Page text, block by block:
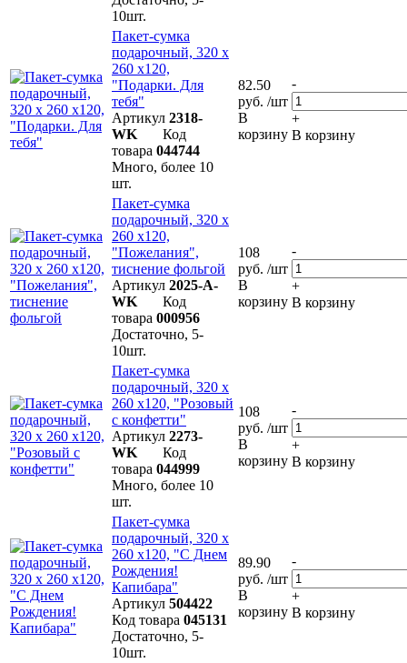
10шт.
Пакет-сумка
подарочный, 320 х
260 х120,
"Подарки. Для
тебя"
Артикул 2318-
WK Код
товара 044744
Много, более 10
шт.
82.50
руб. /шт
В
корзину
-
+
В корзину
Пакет-сумка
подарочный, 320 х
260 х120,
"Пожелания",
тиснение фольгой
Артикул 2025-A-
WK Код
товара 000956
Достаточно, 5-
10шт.
108
руб. /шт
В
корзину
-
+
В корзину
Пакет-сумка
подарочный, 320 х
260 х120, "Розовый
с конфетти"
Артикул 2273-
WK Код
товара 044999
Много, более 10
шт.
108
руб. /шт
В
корзину
-
+
В корзину
Пакет-сумка
подарочный, 320 х
260 х120, "С Днем
Рождения!
Капибара"
Артикул 504422
Код товара 045131
Достаточно, 5-
10шт.
89.90
руб. /шт
В
корзину
-
+
В корзину